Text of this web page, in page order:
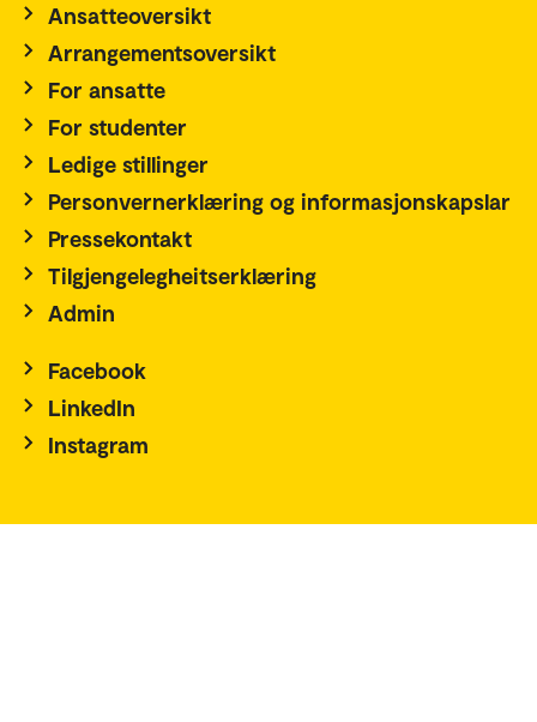
Ansatteoversikt
Arrangementsoversikt
For ansatte
For studenter
Ledige stillinger
Personvernerklæring og informasjonskapslar
Pressekontakt
Tilgjengelegheitserklæring
Admin
Facebook
LinkedIn
Instagram